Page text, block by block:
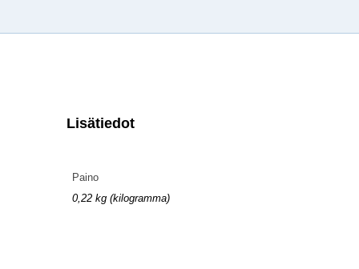
Lisätiedot
Paino
0,22 kg (kilogramma)